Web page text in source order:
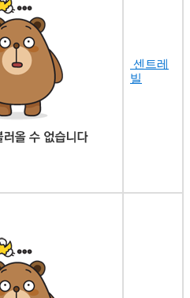
센트레
빌